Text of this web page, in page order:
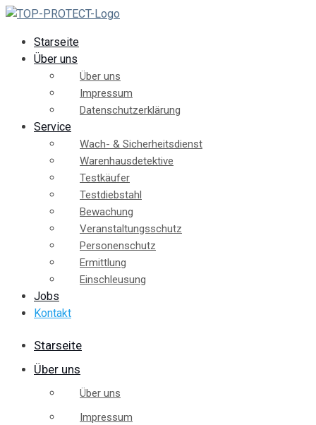
Starseite
Über uns
Über uns
Impressum
Datenschutzerklärung
Service
Wach- & Sicherheitsdienst
Warenhausdetektive
Testkäufer
Testdiebstahl
Bewachung
Veranstaltungsschutz
Personenschutz
Ermittlung
Einschleusung
Jobs
Kontakt
Starseite
Über uns
Über uns
Impressum